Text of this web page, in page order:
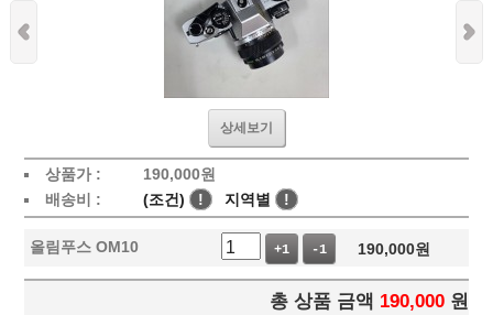
상세보기
상품가 : 190,000원
배송비 :
(조건) ! 지역별 !
올림푸스 OM10 +1 -1 190,000원
총 상품 금액 190,000 원